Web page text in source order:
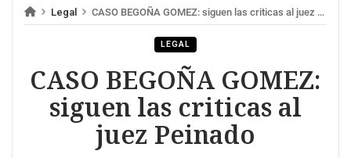
Legal CASO BEGOÑA GOMEZ: siguen las criticas al juez Peinado
LEGAL
CASO BEGOÑA GOMEZ:
siguen las criticas al
juez Peinado